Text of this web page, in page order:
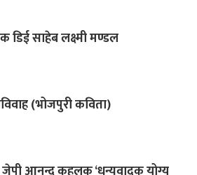
डिई साहेब लक्ष्मी मण्डल
(भोजपुरी कविता)